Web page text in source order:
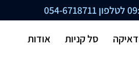
054-6718711
סל קניות אודות